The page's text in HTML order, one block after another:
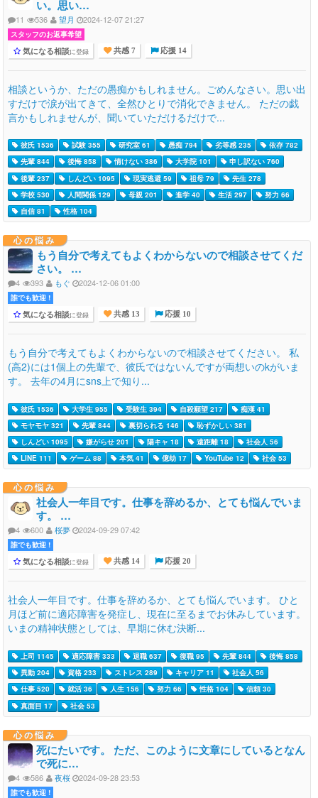
い。思い…
11 536 望月 2024-12-07 21:27
スタッフのお返事希望
気になる相談に登録 共感 7 応援 14
相談というか、ただの愚痴かもしれません。ごめんなさい。思い出
すだけで涙が出てきて、全然ひとりで消化できません。 ただの戯
言かもしれませんが、聞いていただけるだけで...
彼氏 1536 試験 355 研究室 61 愚痴 794 劣等感 235
依存 782
先輩 844
後悔 858 情けない 386 大学院 101
申し訳ない 760
後輩 237
しんどい 1095 現実逃避 59 祖母 79
先生 278
学校 530
人間関係 129 母親 201 進学 40 生活 297
努力 66
自信 81
性格 104
心の悩み
もう自分で考えてもよくわからないので相談させてくだ
さい。 …
4 393 もぐ 2024-12-06 01:00
誰でも歓迎 !
気になる相談に登録 共感 13 応援 10
もう自分で考えてもよくわからないので相談させてください。 私
(高2)には1個上の先輩で、彼氏ではないんですが両想いのkがいま
す。 去年の4月にsns上で知り...
彼氏 1536 大学生 955 受験生 394 自殺願望 217
痴漢 41
モヤモヤ 321
先輩 844 裏切られる 146
恥ずかしい 381
しんどい 1095
嫌がらせ 201 陽キャ 18 遠距離 18
社会人 56
LINE 111
ゲーム 88 本気 41 億劫 17 YouTube 12 社会 53
心の悩み
社会人一年目です。仕事を辞めるか、とても悩んでいま
す。 …
4 600 桜夢 2024-09-29 07:42
誰でも歓迎 !
気になる相談に登録 共感 14 応援 20
社会人一年目です。仕事を辞めるか、とても悩んでいます。 ひと
月ほど前に適応障害を発症し、現在に至るまでお休みしています。
いまの精神状態としては、早期に休む決断...
上司 1145 適応障害 333 退職 637 復職 95 先輩 844
後悔 858
異動 204
資格 233 ストレス 289 キャリア 11
社会人 56
仕事 520
就活 36 人生 156 努力 66 性格 104
信頼 30
真面目 17
社会 53
心の悩み
死にたいです。 ただ、このように文章にしているとなん
で死に…
4 586 夜桜 2024-09-28 23:53
誰でも歓迎 !